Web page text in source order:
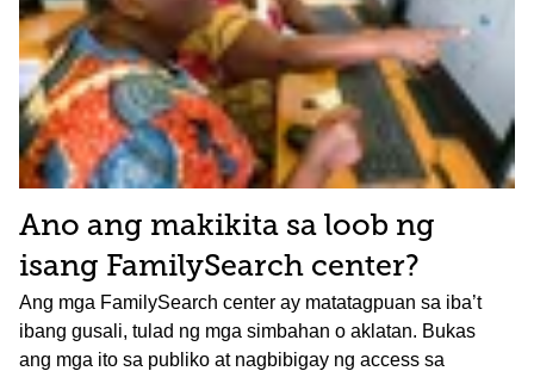
Ano ang makikita sa loob ng
isang FamilySearch center?
Ang mga FamilySearch center ay matatagpuan sa iba’t
ibang gusali, tulad ng mga simbahan o aklatan. Bukas
ang mga ito sa publiko at nagbibigay ng access sa